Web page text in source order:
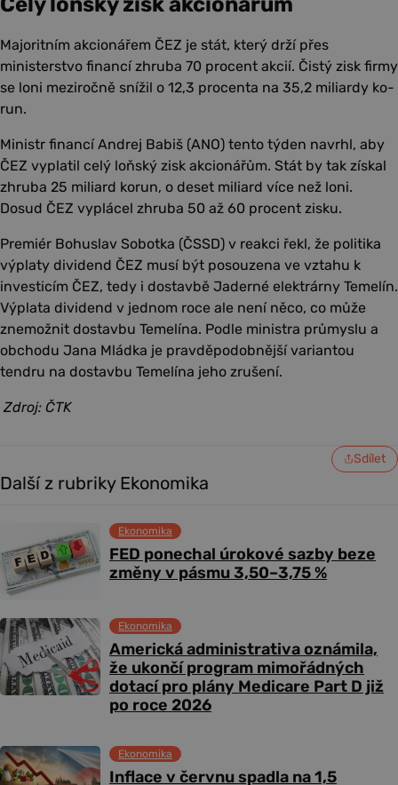
Majoritním akcionářem ČEZ je stát, který drží přes
ministerstvo financí zhruba 70 procent akcií. Čistý zisk firmy
se loni meziročně snížil o 12,3 procenta na 35,2 miliardy ko­
run.
Ministr financí Andrej Babiš (ANO) tento týden navrhl, aby
ČEZ vyplatil celý loňský zisk akcionářům. Stát by tak získal
zhruba 25 miliard korun, o deset miliard více než loni.
Dosud ČEZ vyplácel zhruba 50 až 60 procent zisku.
Premiér Bohuslav Sobotka (ČSSD) v reakci řekl, že politika
výplaty dividend ČEZ musí být posouzena ve vztahu k
investicím ČEZ, tedy i dostavbě Jaderné elektrárny Temelín.
Výplata dividend v jednom roce ale není něco, co může
znemožnit dostavbu Temelína. Podle ministra průmyslu a
obchodu Jana Mládka je pravděpodobnější variantou
tendru na dostavbu Temelína jeho zrušení.
Zdroj: ČTK
Sdílet
Další z rubriky Ekonomika
FED ponechal úrokové sazby beze
změny v pásmu 3,50–3,75 %
Ekonomika
Americká administrativa oznámila,
že ukončí program mimořádných
dotací pro plány Medicare Part D již
po roce 2026
Ekonomika
Inflace v červnu spadla na 1,5
Ekonomika